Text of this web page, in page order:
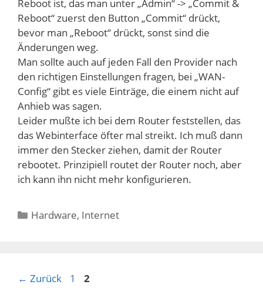
Reboot ist, das man unter „Admin“ -> „Commit &
Reboot“ zuerst den Button „Commit“ drückt,
bevor man „Reboot“ drückt, sonst sind die
Änderungen weg.
Man sollte auch auf jeden Fall den Provider nach
den richtigen Einstellungen fragen, bei „WAN-
Config“ gibt es viele Einträge, die einem nicht auf
Anhieb was sagen.
Leider mußte ich bei dem Router feststellen, das
das Webinterface öfter mal streikt. Ich muß dann
immer den Stecker ziehen, damit der Router
rebootet. Prinzipiell routet der Router noch, aber
ich kann ihn nicht mehr konfigurieren.
Kategorien
Hardware, Internet
← Zurück Seite
1 Seite
2